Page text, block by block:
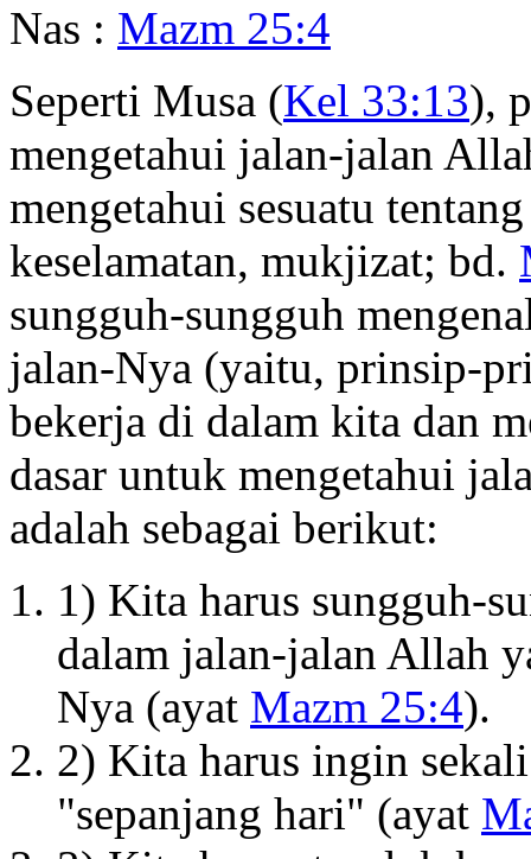
Nas : Mazm 25:4
Seperti Musa (Kel 33:13),
mengetahui jalan-jalan
mengetahui sesuatu
keselamatan, mukjizat; bd.
sungguh-sungguh
jalan-Nya (yaitu, prinsip-
bekerja di dalam kita dan
dasar untuk mengetahui
adalah sebagai berikut:
1) Kita harus sungguh-
dalam jalan-jalan Allah
Nya (ayat Mazm 25:4).
2) Kita harus ingin
"sepanjang hari" (ayat